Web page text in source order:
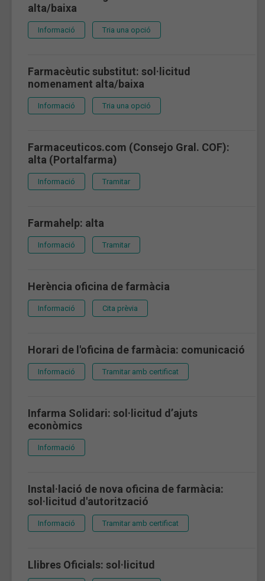
alta/baixa
Informació Tria una opció
Farmacèutic substitut: sol·licitud
nomenament alta/baixa
Informació Tria una opció
Farmaceuticos.com (Consejo Gral. COF):
alta (Portalfarma)
Informació Tramitar
Farmahelp: alta
Informació Tramitar
Herència oficina de farmàcia
Informació Cita prèvia
Horari de l'oficina de farmàcia: comunicació
Informació Tramitar amb certificat
Infarma Solidari: sol·licitud d’ajuts
econòmics
Informació
Instal·lació de nova oficina de farmàcia:
sol·licitud d'autorització
Informació Tramitar amb certificat
Llibres Oficials: sol·licitud